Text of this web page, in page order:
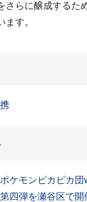
さらに醸成するた
ます。
ポケモンピカピカ
四弾を瀬谷区で開